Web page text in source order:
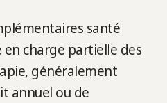
santé
charge partielle des
généralement
annuel ou de